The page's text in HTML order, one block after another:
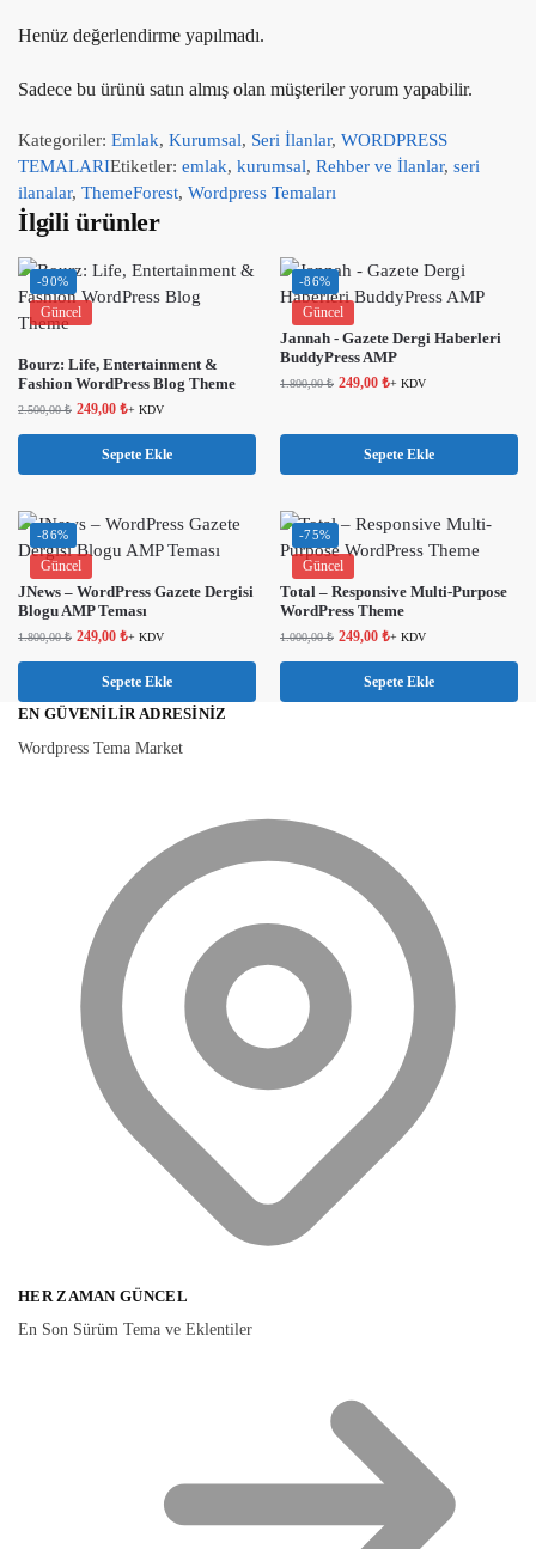
Henüz değerlendirme yapılmadı.
Sadece bu ürünü satın almış olan müşteriler yorum yapabilir.
Kategoriler: Emlak, Kurumsal, Seri İlanlar, WORDPRESS
TEMALARIEtiketler: emlak, kurumsal, Rehber ve İlanlar, seri
ilanalar, ThemeForest, Wordpress Temaları
İlgili ürünler
-90%
Güncel
Bourz: Life, Entertainment &
Fashion WordPress Blog Theme
2.500,00₺ 249,00 ₺+ KDV
Sepete Ekle
-86%
Güncel
Jannah - Gazete Dergi Haberleri
BuddyPress AMP
1.800,00₺ 249,00 ₺+ KDV
Sepete Ekle
-86%
Güncel
JNews – WordPress Gazete Dergisi
Blogu AMP Teması
1.800,00₺ 249,00 ₺+ KDV
Sepete Ekle
-75%
Güncel
Total – Responsive Multi-Purpose
WordPress Theme
1.000,00₺ 249,00 ₺+ KDV
Sepete Ekle
EN GÜVENILIR ADRESINIZ
Wordpress Tema Market
HER ZAMAN GÜNCEL
En Son Sürüm Tema ve Eklentiler